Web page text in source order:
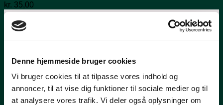
Denne hjemmeside bruger cookies
Vi bruger cookies til at tilpasse vores indhold og
annoncer, til at vise dig funktioner til sociale medier og til
at analysere vores trafik. Vi deler også oplysninger om
kr. 35,00
Vil du være den første til at
høre nyheden?